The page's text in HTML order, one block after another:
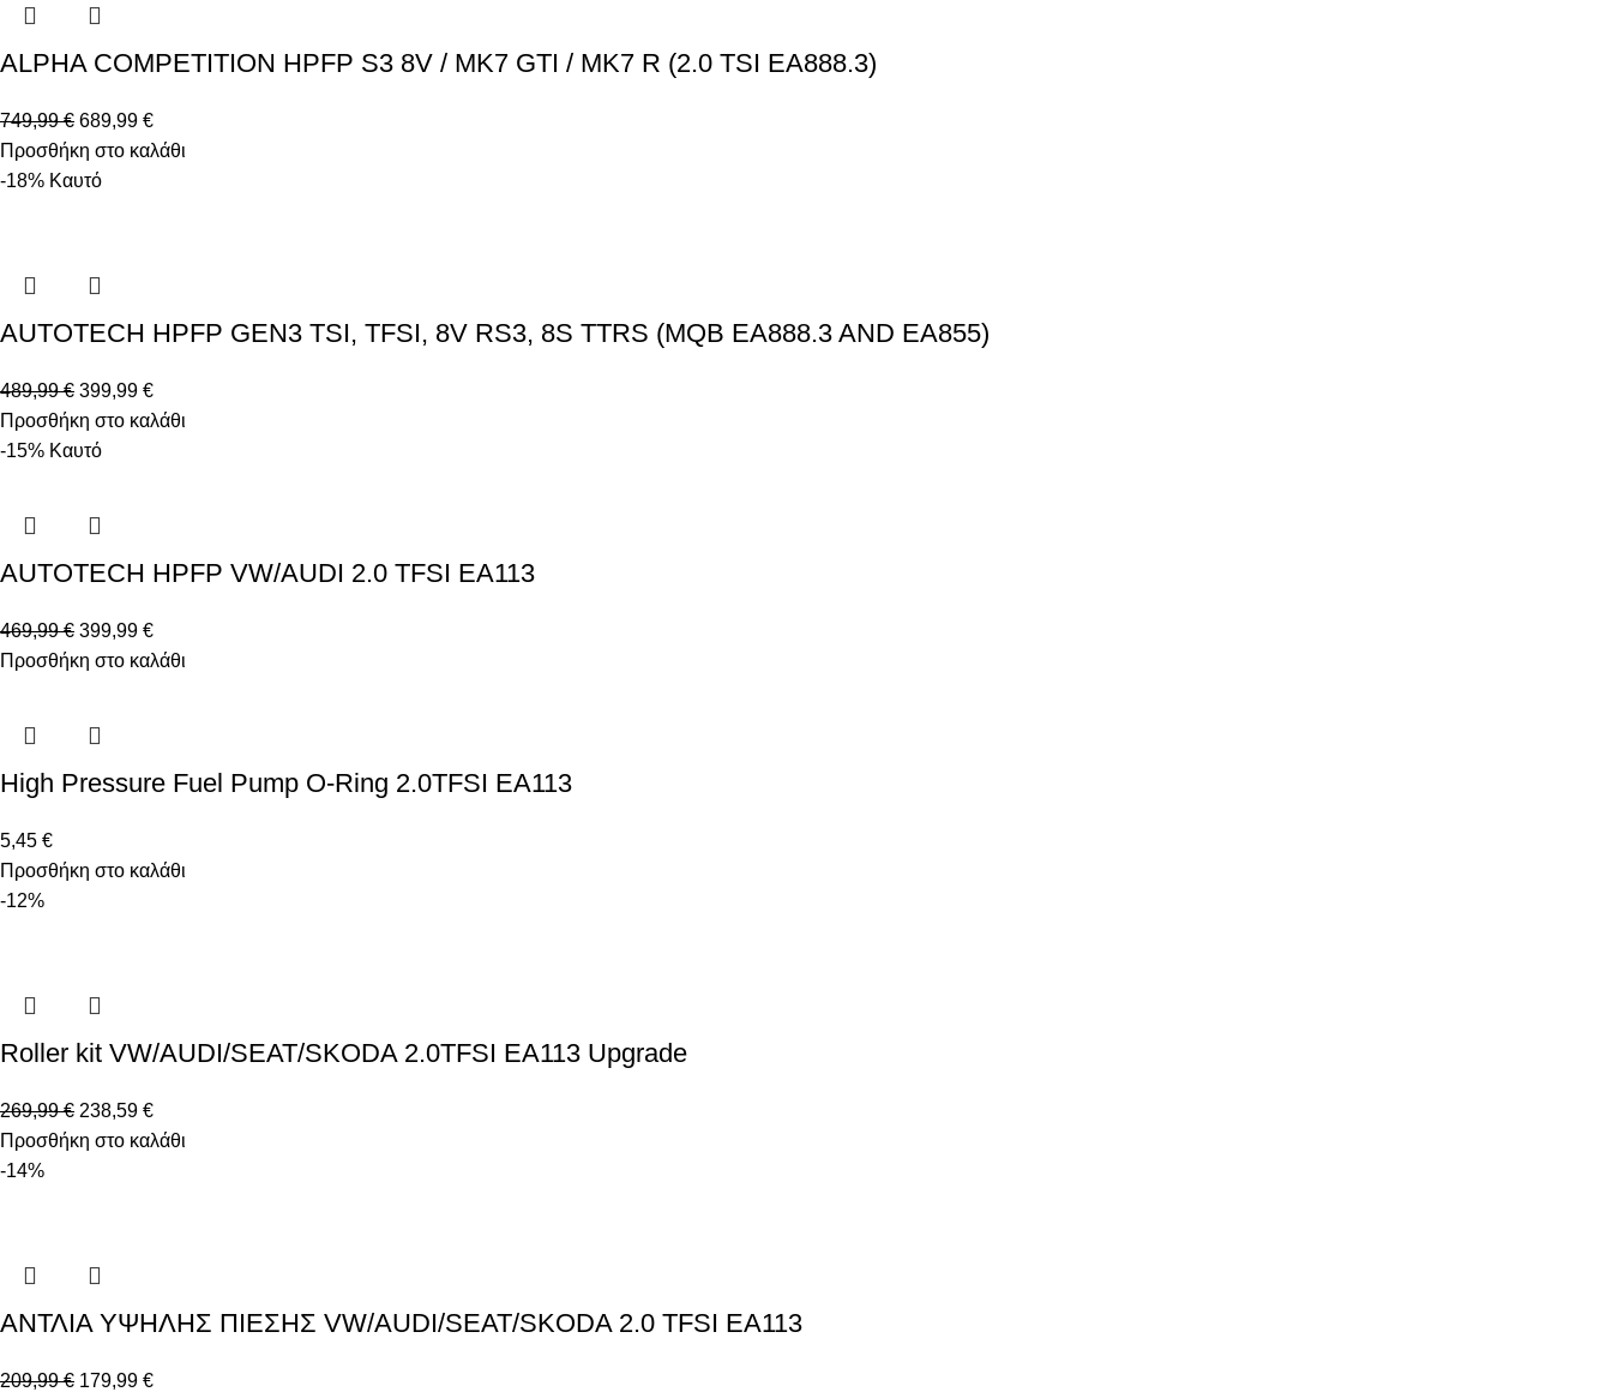
ALPHA COMPETITION HPFP S3 8V / MK7 GTI / MK7 R (2.0 TSI EA888.3)
749,99€ 689,99 €
Προσθήκη στο καλάθι
-18% Καυτό
AUTOTECH HPFP GEN3 TSI, TFSI, 8V RS3, 8S TTRS (MQB EA888.3 AND EA855)
489,99€ 399,99 €
Προσθήκη στο καλάθι
-15% Καυτό
AUTOTECH HPFP VW/AUDI 2.0 TFSI EA113
469,99€ 399,99 €
Προσθήκη στο καλάθι
High Pressure Fuel Pump O-Ring 2.0TFSI EA113
5,45 €
Προσθήκη στο καλάθι
-12%
Roller kit VW/AUDI/SEAT/SKODA 2.0TFSI EA113 Upgrade
269,99€ 238,59 €
Προσθήκη στο καλάθι
-14%
ΑΝΤΛΙΑ ΥΨΗΛΗΣ ΠΙΕΣΗΣ VW/AUDI/SEAT/SKODA 2.0 TFSI EA113
209,99€ 179,99 €